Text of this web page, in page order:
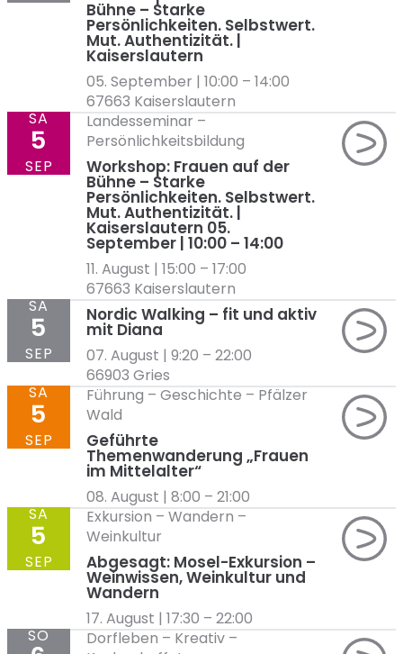
Bühne – Starke
Persönlichkeiten. Selbstwert.
Mut. Authentizität. |
Kaiserslautern
05. September | 10:00 – 14:00
67663 Kaiserslautern
Workshop: Frauen auf der
Bühne – Starke
Persönlichkeiten. Selbstwert.
Mut. Authentizität. |
Kaiserslautern 05.
September | 10:00 – 14:00
Landesseminar –
Persönlichkeitsbildung
11. August | 15:00 – 17:00
67663 Kaiserslautern
SA
5
SEP
Nordic Walking – fit und aktiv
mit Diana
07. August | 9:20 – 22:00
66903 Gries
SA
5
SEP
Geführte
Themenwanderung „Frauen
im Mittelalter“
Führung – Geschichte – Pfälzer
Wald
08. August | 8:00 – 21:00
SA
5
SEP
Abgesagt: Mosel-Exkursion –
Weinwissen, Weinkultur und
Wandern
Exkursion – Wandern –
Weinkultur
17. August | 17:30 – 22:00
SA
5
SEP
Dorfleben – Kreativ–
SO